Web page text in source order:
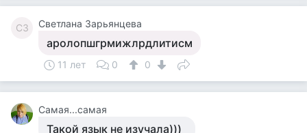
СЗ Светлана Зарьянцева
аролопшгрмижлрдлитисм
11 лет 0 0
Самая...самая
Такой язык не изучала)))